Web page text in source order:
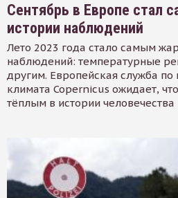
Сентябрь в Европе стал
истории наблюдений
Лето 2023 года стало самым
наблюдений: температурные
другим. Европейская служба
климата Copernicus ожидает,
тёплым в истории человечества